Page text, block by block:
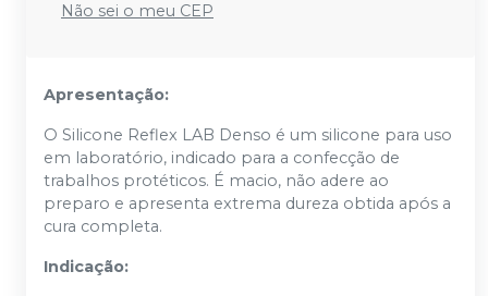
Não sei o meu CEP
Apresentação:
O Silicone Reflex LAB Denso é um silicone para uso
em laboratório, indicado para a confecção de
trabalhos protéticos. É macio, não adere ao
preparo e apresenta extrema dureza obtida após a
cura completa.
Indicação: